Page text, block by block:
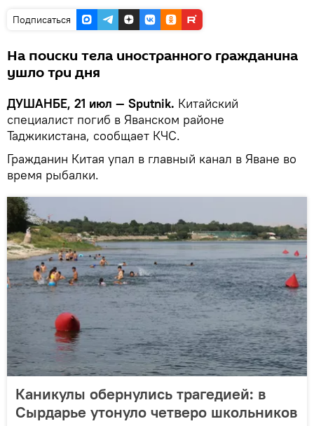
Подписаться
На поиски тела иностранного гражданина
ушло три дня
ДУШАНБЕ, 21 июл — Sputnik. Китайский
специалист погиб в Яванском районе
Таджикистана, сообщает КЧС.
Гражданин Китая упал в главный канал в Яване во
время рыбалки.
Каникулы обернулись трагедией: в
Сырдарье утонуло четверо школьников